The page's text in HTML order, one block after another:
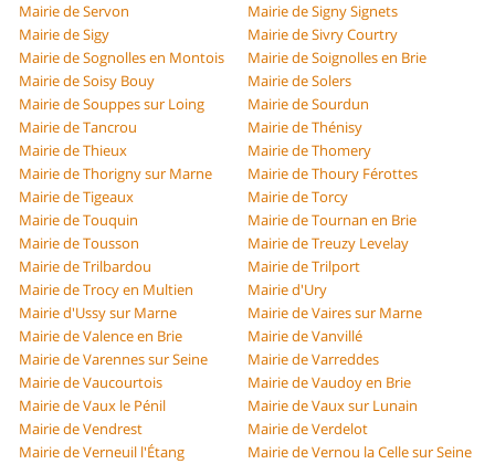
Mairie de Servon
Mairie de Signy Signets
Mairie de Sigy
Mairie de Sivry Courtry
Mairie de Sognolles en Montois
Mairie de Soignolles en Brie
Mairie de Soisy Bouy
Mairie de Solers
Mairie de Souppes sur Loing
Mairie de Sourdun
Mairie de Tancrou
Mairie de Thénisy
Mairie de Thieux
Mairie de Thomery
Mairie de Thorigny sur Marne
Mairie de Thoury Férottes
Mairie de Tigeaux
Mairie de Torcy
Mairie de Touquin
Mairie de Tournan en Brie
Mairie de Tousson
Mairie de Treuzy Levelay
Mairie de Trilbardou
Mairie de Trilport
Mairie de Trocy en Multien
Mairie d'Ury
Mairie d'Ussy sur Marne
Mairie de Vaires sur Marne
Mairie de Valence en Brie
Mairie de Vanvillé
Mairie de Varennes sur Seine
Mairie de Varreddes
Mairie de Vaucourtois
Mairie de Vaudoy en Brie
Mairie de Vaux le Pénil
Mairie de Vaux sur Lunain
Mairie de Vendrest
Mairie de Verdelot
Mairie de Verneuil l'Étang
Mairie de Vernou la Celle sur Seine